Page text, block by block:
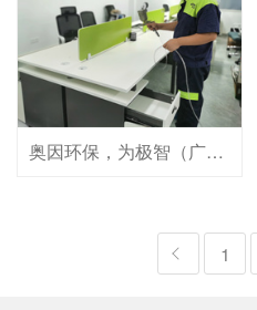
奥因环保，为极智（广州）热管理科技有限公司提供优质专业的室内空气治理服务。
1